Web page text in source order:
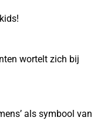
wortelt zich bij
als symbool van